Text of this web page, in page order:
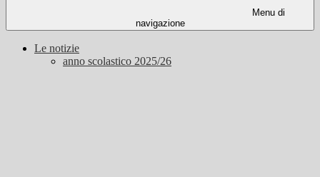
Menu di
navigazione
Le notizie
anno scolastico 2025/26